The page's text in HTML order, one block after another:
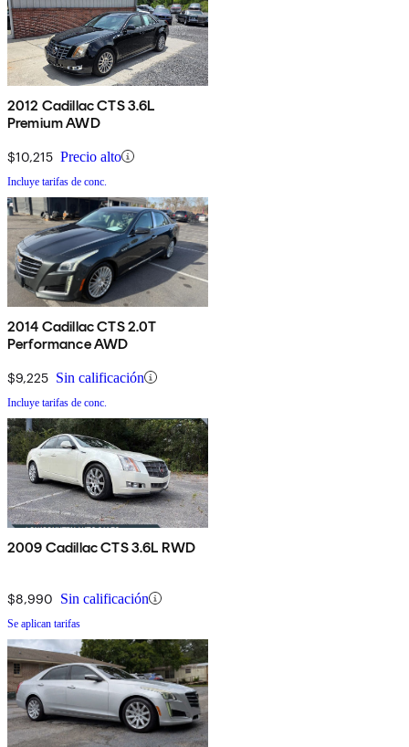
2012 Cadillac CTS 3.6L
Premium AWD
$10,215 Precio alto
Incluye tarifas de conc.
2014 Cadillac CTS 2.0T
Performance AWD
$9,225 Sin calificación
Incluye tarifas de conc.
2009 Cadillac CTS 3.6L RWD
$8,990 Sin calificación
Se aplican tarifas